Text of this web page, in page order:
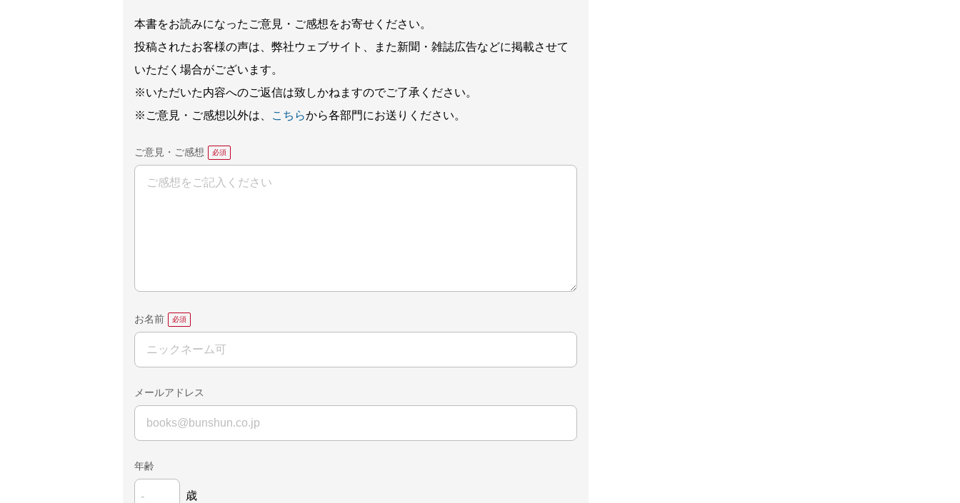
本書をお読みになったご意見・ご感想をお寄せください。
投稿されたお客様の声は、弊社ウェブサイト、また新聞・雑誌広告などに掲載させて
いただく場合がございます。
※いただいた内容へのご返信は致しかねますのでご了承ください。
※ご意見・ご感想以外は、
こちらから各部門にお送りください。
ご意見・ご感想
お名前
メールアドレス
年齢
歳